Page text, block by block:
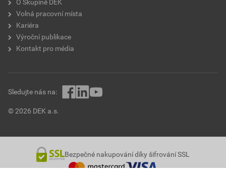
O Skupině DEK
Volná pracovní místa
Kariéra
Výroční publikace
Kontakt pro média
© 2026 DEK a.s.
Sledujte nás na:
Bezpečné nakupování díky šifrování SSL